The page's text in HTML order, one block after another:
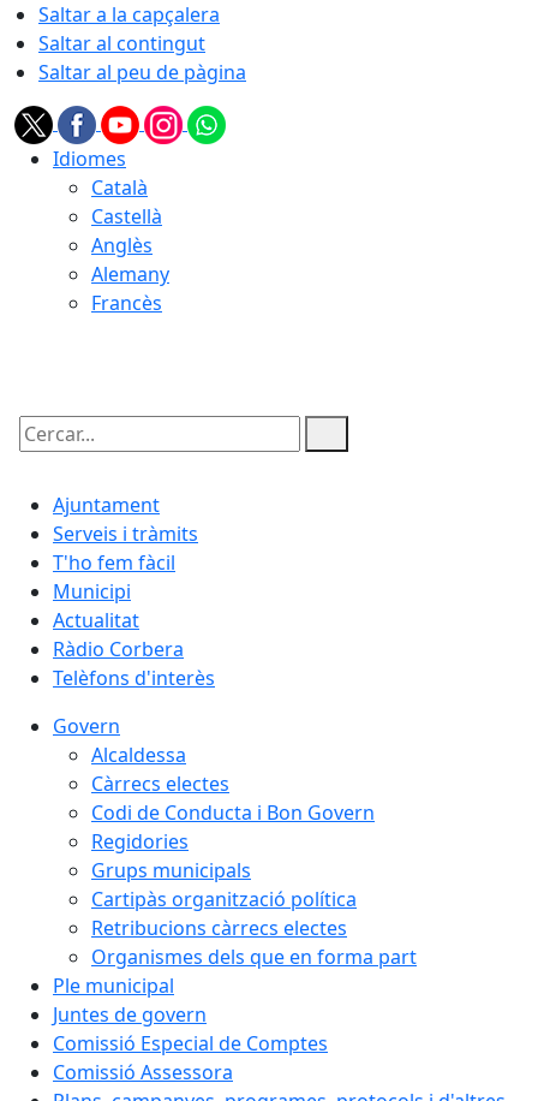
Saltar a la capçalera
Saltar al contingut
Saltar al peu de pàgina
Idiomes
Català
Castellà
Anglès
Alemany
Francès
Cercar:
Ajuntament
Serveis i tràmits
T'ho fem fàcil
Municipi
Actualitat
Ràdio Corbera
Telèfons d'interès
Govern
Alcaldessa
Càrrecs electes
Codi de Conducta i Bon Govern
Regidories
Grups municipals
Cartipàs organització política
Retribucions càrrecs electes
Organismes dels que en forma part
Ple municipal
Juntes de govern
Comissió Especial de Comptes
Comissió Assessora